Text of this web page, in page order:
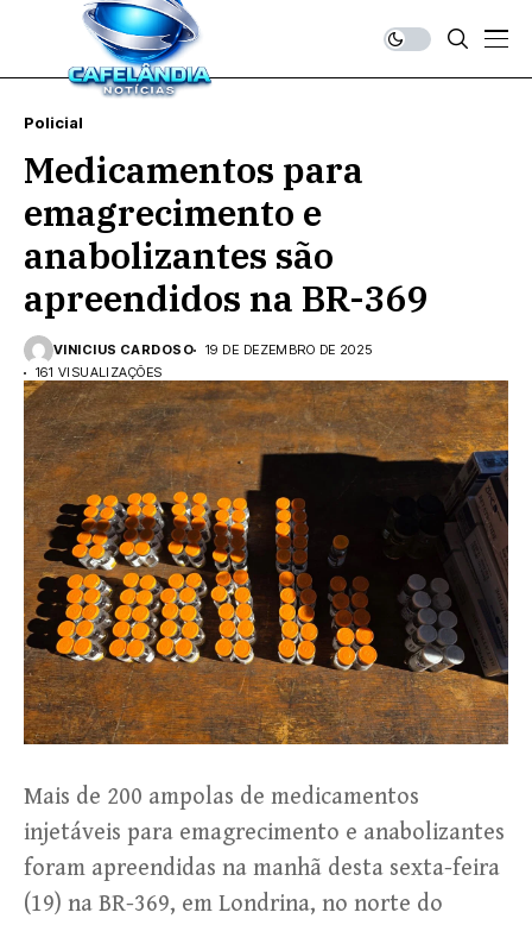
Policial
Medicamentos para
emagrecimento e
anabolizantes são
apreendidos na BR-369
VINICIUS CARDOSO
19 DE DEZEMBRO DE 2025
161 VISUALIZAÇÕES
Mais de 200 ampolas de medicamentos
injetáveis para emagrecimento e anabolizantes
foram apreendidas na manhã desta sexta-feira
(19) na BR-369, em Londrina, no norte do